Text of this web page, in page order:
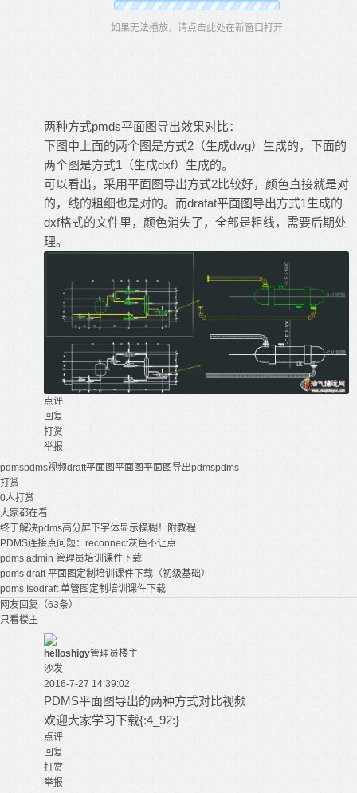
如果无法播放，请点击此处在新窗口打开
两种方式pmds平面图导出效果对比：
下图中上面的两个图是方式2（生成dwg）生成的，下面的
两个图是方式1（生成dxf）生成的。
可以看出，采用平面图导出方式2比较好，颜色直接就是对
的，线的粗细也是对的。而drafat平面图导出方式1生成的
dxf格式的文件里，颜色消失了，全部是粗线，需要后期处
理。
点评
回复
打赏
举报
pdmspdms视频draft平面图平面图平面图导出pdmspdms
打赏
0人打赏
大家都在看
终于解决pdms高分屏下字体显示模糊！附教程
PDMS连接点问题：reconnect灰色不让点
pdms admin 管理员培训课件下载
pdms draft 平面图定制培训课件下载（初级基础）
pdms Isodraft 单管图定制培训课件下载
网友回复（63条）
只看楼主
helloshigy管理员楼主
沙发
2016-7-27 14:39:02
PDMS平面图导出的两种方式对比视频
欢迎大家学习下载{:4_92:}
点评
回复
打赏
举报